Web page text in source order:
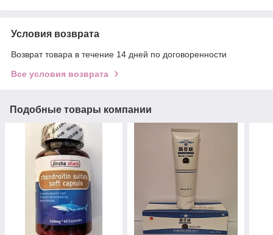
Условия возврата
Возврат товара в течение 14 дней по договоренности
Все условия возврата
Подобные товары компании